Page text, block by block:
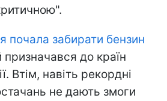
почала забирати бензин
призначався до країн
Втім, навіть рекордні
не дають змоги